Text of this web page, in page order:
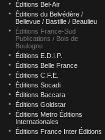
Éditions Bel-Air
Éditions du Belvédère /
Bellevue / Bastille / Beaulieu
Éditions France-Sud
Publications / Bois de
Boulogne
Éditions E.D.I.P.
Éditions Belle France
Éditions C.F.E.
Éditions Socadi
Éditions Baccara
Éditions Goldstar
Éditions Metro Éditions
Internationales
Éditions France Inter Éditions